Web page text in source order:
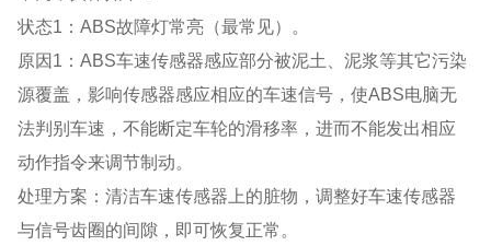
状态1：ABS故障灯常亮（最常见）。
原因1：ABS车速传感器感应部分被泥土、泥浆等其它污染
源覆盖，影响传感器感应相应的车速信号，使ABS电脑无
法判别车速，不能断定车轮的滑移率，进而不能发出相应
动作指令来调节制动。
处理方案：清洁车速传感器上的脏物，调整好车速传感器
与信号齿圈的间隙，即可恢复正常。